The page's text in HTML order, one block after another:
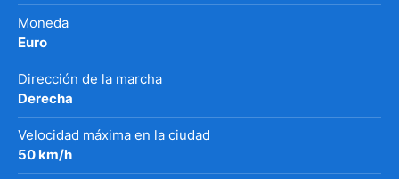
Moneda
Euro
Dirección de la marcha
Derecha
Velocidad máxima en la ciudad
50 km/h